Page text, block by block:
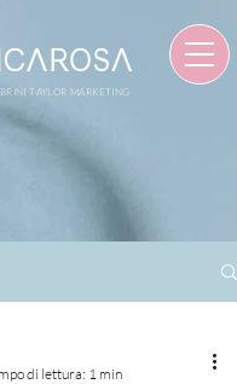
TAYLOR MARKETING
di lettura: 1 min